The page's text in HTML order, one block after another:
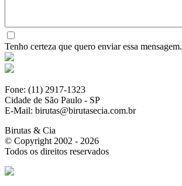
Tenho certeza que quero enviar essa mensagem.
Fone: (11) 2917-1323
Cidade de São Paulo - SP
E-Mail: birutas@birutasecia.com.br
Birutas & Cia
© Copyright 2002 - 2026
Todos os direitos reservados